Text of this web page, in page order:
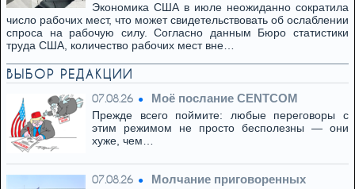
Экономика США в июле неожиданно сократила
число рабочих мест, что может свидетельствовать об ослаблении
спроса на рабочую силу. Согласно данным Бюро статистики
труда США, количество рабочих мест вне…
ВЫБОР РЕДАКЦИИ
07.08.26 Моё послание CENTCOM
Прежде всего поймите: любые переговоры с
этим режимом не просто бесполезны — они
хуже, чем…
07.08.26 Молчание приговоренных